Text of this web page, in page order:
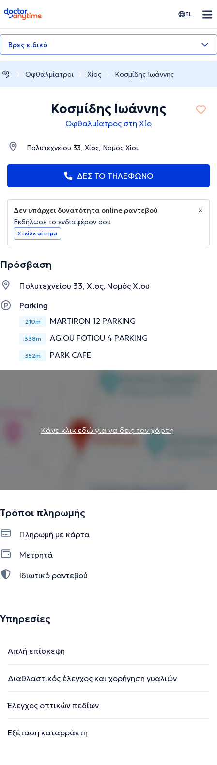
doctoranytime EL
Βρες ειδικό
Οφθαλμίατροι Χίος Κοσμίδης Ιωάννης
Κοσμίδης Ιωάννης
Οφθαλμίατρος στη Χίο
Πολυτεχνείου 33, Χίος, Νομός Χίου
ΔΕΣ ΤΟ ΤΗΛΕΦΩΝΟ
Δεν υπάρχει δυνατότητα online ραντεβού
Εκδήλωσε το ενδιαφέρον σου
Στείλε αίτημα
Πρόσβαση
Πολυτεχνείου 33, Χίος, Νομός Χίου
Parking
210m MARTIRON 12 PARKING
338m AGIOU FOTIOU 4 PARKING
352m PARK CAFE
Κάνε κλικ εδώ για να δεις τον χάρτη
Τρόποι πληρωμής
Πληρωμή με κάρτα
Μετρητά
Ιδιωτικό ραντεβού
Υπηρεσίες
Απλή επίσκεψη
Διαθλαστικός έλεγχος και χορήγηση γυαλιών
Έλεγχος οπτικών πεδίων
Εξέταση καταρράκτη